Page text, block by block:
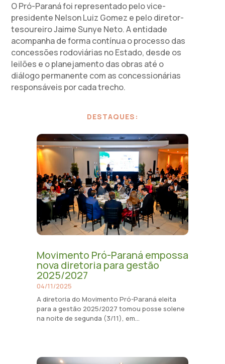
O Pró-Paraná foi representado pelo vice-
presidente Nelson Luiz Gomez e pelo diretor-
tesoureiro Jaime Sunye Neto. A entidade
acompanha de forma contínua o processo das
concessões rodoviárias no Estado, desde os
leilões e o planejamento das obras até o
diálogo permanente com as concessionárias
responsáveis por cada trecho.
DESTAQUES:
Movimento Pró-Paraná empossa
nova diretoria para gestão
2025/2027
04/11/2025
A diretoria do Movimento Pró-Paraná eleita
para a gestão 2025/2027 tomou posse solene
na noite de segunda (3/11), em...